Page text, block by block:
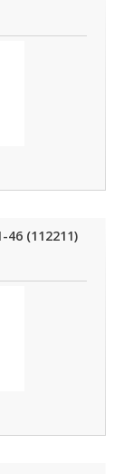
46 (112211)